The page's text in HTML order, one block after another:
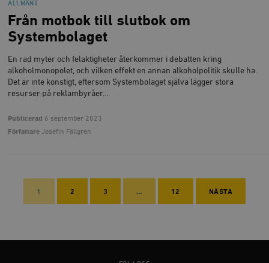
ALLMÄNT
Från motbok till slutbok om
Systembolaget
En rad myter och felaktigheter återkommer i debatten kring
alkoholmonopolet, och vilken effekt en annan alkoholpolitik skulle ha.
Det är inte konstigt, eftersom Systembolaget själva lägger stora
resurser på reklambyråer…
Publicerad 6 september 2023
Författare Josefin Fällgren
1 2 3 … 12 NÄSTA